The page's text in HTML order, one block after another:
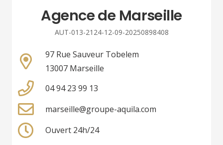
Agence de Marseille
AUT-013-2124-12-09-20250898408
97 Rue Sauveur Tobelem
13007 Marseille
04 94 23 99 13
marseille@groupe-aquila.com
Ouvert 24h/24